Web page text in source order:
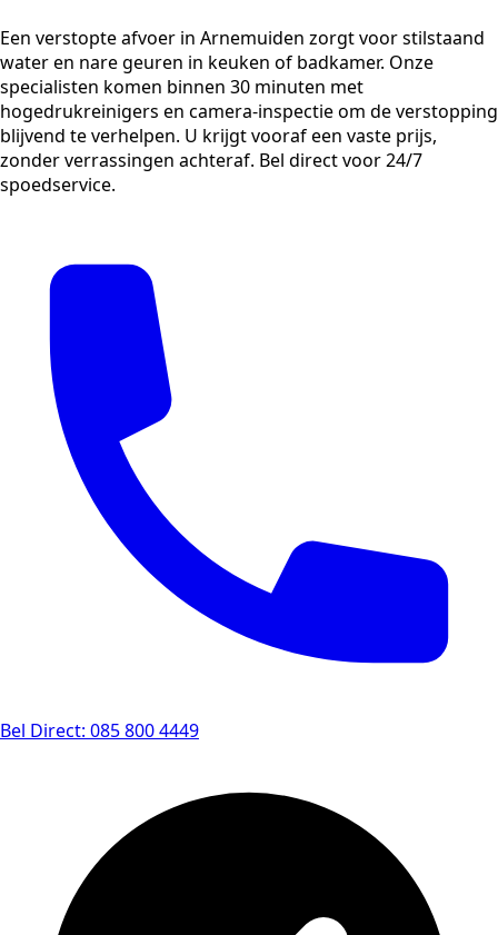
Een verstopte afvoer in Arnemuiden zorgt voor stilstaand
water en nare geuren in keuken of badkamer. Onze
specialisten komen binnen 30 minuten met
hogedrukreinigers en camera-inspectie om de verstopping
blijvend te verhelpen. U krijgt vooraf een vaste prijs,
zonder verrassingen achteraf. Bel direct voor 24/7
spoedservice.
Bel Direct: 085 800 4449